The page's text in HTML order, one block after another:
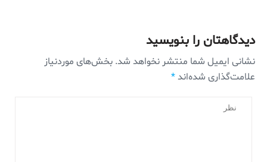
دیدگاهتان را بنویسید
نشانی ایمیل شما منتشر نخواهد شد. بخش‌های موردنیاز
علامت‌گذاری شده‌اند*